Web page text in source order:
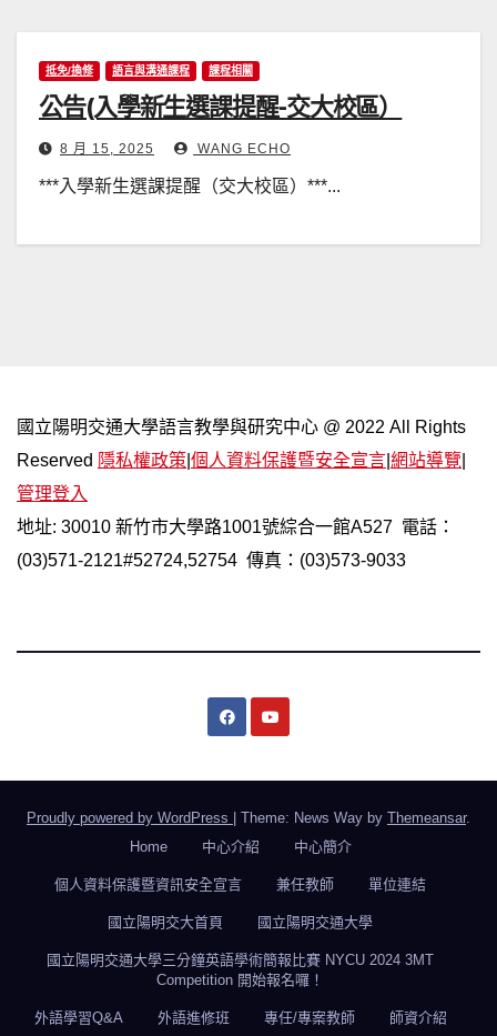
抵免/換修 語言與溝通課程 課程相關
公告(入學新生選課提醒-交大校區）
8 月 15, 2025 WANG ECHO
***入學新生選課提醒（交大校區）***...
國立陽明交通大學語言教學與研究中心 @ 2022 All Rights
Reserved 隱私權政策 個人資料保護暨安全宣言 網站導覽
管理登入
地址: 30010 新竹市大學路1001號綜合一館A527 電話：
(03)571-2121#52724,52754 傳真：(03)573-9033
Proudly powered by WordPress Theme: News Way by Themeansar.
Home
中心介紹 中心簡介
個人資料保護暨資訊安全宣言 兼任教師 單位連結
國立陽明交大首頁 國立陽明交通大學
國立陽明交通大學三分鐘英語學術簡報比賽 NYCU 2024 3MT
Competition 開始報名囉！
外語學習Q&A 外語進修班 專任/專案教師 師資介紹